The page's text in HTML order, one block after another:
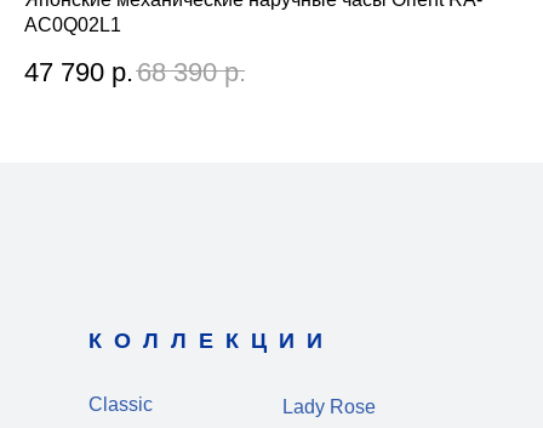
AC0Q02L1
47 790 р.68 390 р.
Lady Rose
КОЛЛЕКЦИИ
Classic